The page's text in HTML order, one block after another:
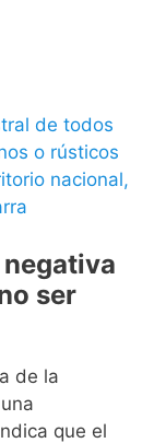
de todos
o rústicos
nacional,
ser
de la
que el